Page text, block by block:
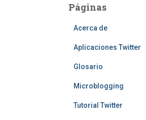
Páginas
Acerca de
Aplicaciones Twitter
Glosario
Microblogging
Tutorial Twitter